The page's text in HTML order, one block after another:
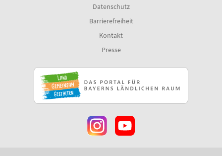
Datenschutz
Barrierefreiheit
Kontakt
Presse